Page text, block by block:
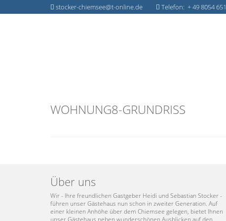
stocker-chiemsee@t-online.de Telefon: + 49 8054 651
WOHNUNG8-GRUNDRISS
Über uns
Wir - Ihre freundlichen Gastgeber Heidi und Sebastian Stocker -
führen unser Gästehaus nun schon in zweiter Generation. Auf
einer kleinen Anhöhe über dem Chiemsee gelegen, bietet Ihnen
unser Gästehaus neben wunderschönen Ausblicken auf den